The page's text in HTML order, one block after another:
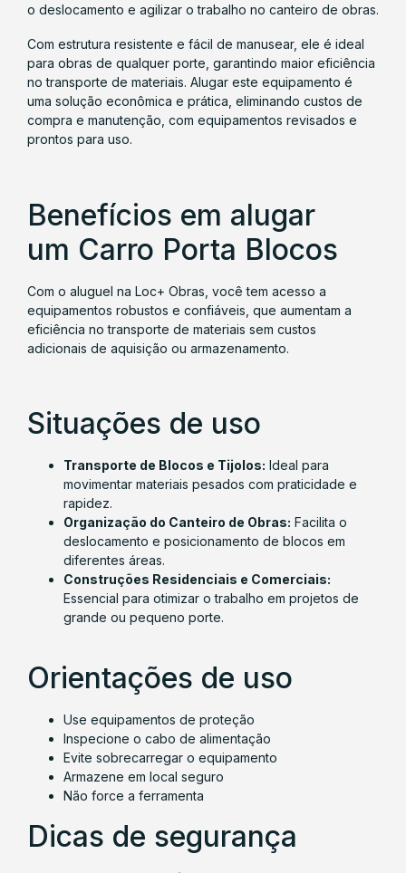
o deslocamento e agilizar o trabalho no canteiro de obras.
Com estrutura resistente e fácil de manusear, ele é ideal
para obras de qualquer porte, garantindo maior eficiência
no transporte de materiais. Alugar este equipamento é
uma solução econômica e prática, eliminando custos de
compra e manutenção, com equipamentos revisados e
prontos para uso.
Benefícios em alugar
um Carro Porta Blocos
Com o aluguel na Loc+ Obras, você tem acesso a
equipamentos robustos e confiáveis, que aumentam a
eficiência no transporte de materiais sem custos
adicionais de aquisição ou armazenamento.
Situações de uso
Transporte de Blocos e Tijolos: Ideal para
movimentar materiais pesados com praticidade e
rapidez.
Organização do Canteiro de Obras: Facilita o
deslocamento e posicionamento de blocos em
diferentes áreas.
Construções Residenciais e Comerciais:
Essencial para otimizar o trabalho em projetos de
grande ou pequeno porte.
Orientações de uso
Use equipamentos de proteção
Inspecione o cabo de alimentação
Evite sobrecarregar o equipamento
Armazene em local seguro
Não force a ferramenta
Dicas de segurança